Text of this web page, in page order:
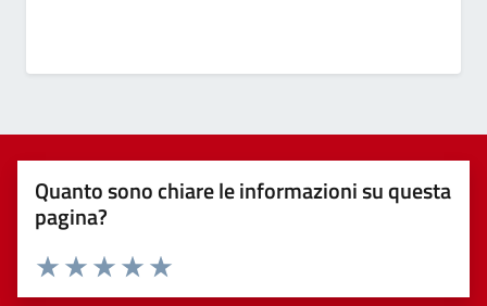
Quanto sono chiare le informazioni su questa
pagina?
Valuta 5 stelle su 5
Valuta 4 stelle su 5
Valuta 3 stelle su 5
Valuta 2 stelle su 5
Valuta 1 stelle su 5